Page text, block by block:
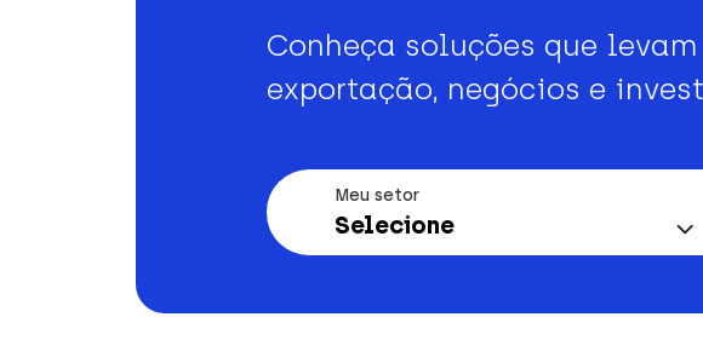
Conheça soluções que
exportação, negócios e
Meu setor
Selecione